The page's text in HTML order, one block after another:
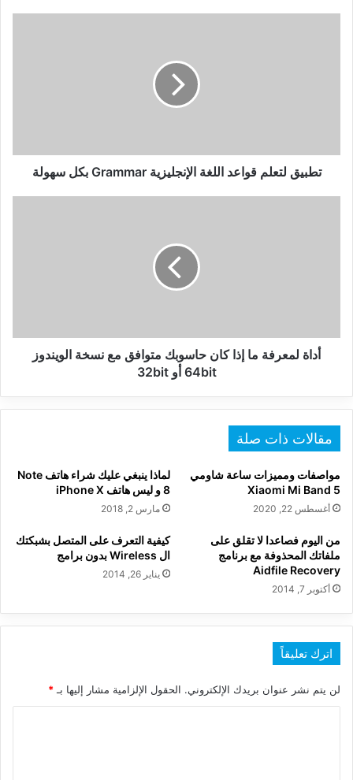
تطبيق لتعلم قواعد اللغة الإنجليزية Grammar بكل سهولة
نسخة
الويندوزأداة لمعرفة ما إذا كان حاسوبك متوافق مع نسخة الويندوز
64bit أو 32bit
مقالات ذات صلة
مواصفات ومميزات ساعة شاومي
Xiaomi Mi Band 5
أغسطس 22, 2020
لماذا ينبغي عليك شراء هاتف Note
8 و ليس هاتف iPhone X
مارس 2, 2018
من اليوم فصاعدا لا تقلق على
ملفاتك المحذوفة مع برنامج
Aidfile Recovery
أكتوبر 7, 2014
كيفية التعرف على المتصل بشبكتك
ال Wireless بدون برامج
يناير 26, 2014
اترك تعليقاً
لن يتم نشر عنوان بريدك الإلكتروني. الحقول الإلزامية مشار إليها بـ *